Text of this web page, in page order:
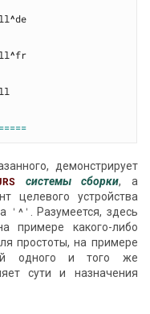
^de
^fr
демонстрирует
системы сборки, а
целевого устройства
' ^ ' . Разумеется, здесь
примере какого-либо
простоты, на примере
одного и того же
сути и назначения